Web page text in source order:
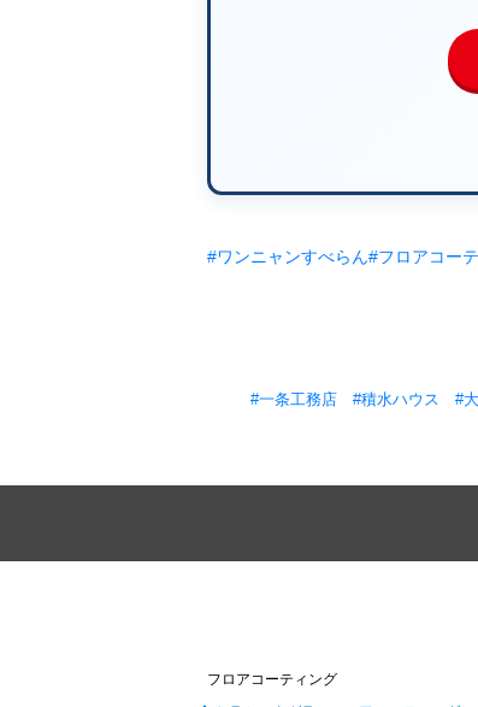
#ワンニャンすべらん#フロアコー
#一条工務店
#積水ハウス #
フロアコーティング